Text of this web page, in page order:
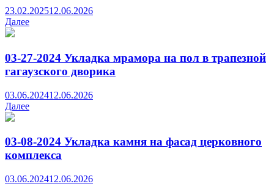
23.02.202512.06.2026
Далее
03-27-2024 Укладка мрамора на пол в трапезной
гагаузского дворика
03.06.202412.06.2026
Далее
03-08-2024 Укладка камня на фасад церковного
комплекса
03.06.202412.06.2026